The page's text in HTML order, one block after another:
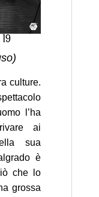
culture.
l’ha
ai
sua
è
che lo
grossa